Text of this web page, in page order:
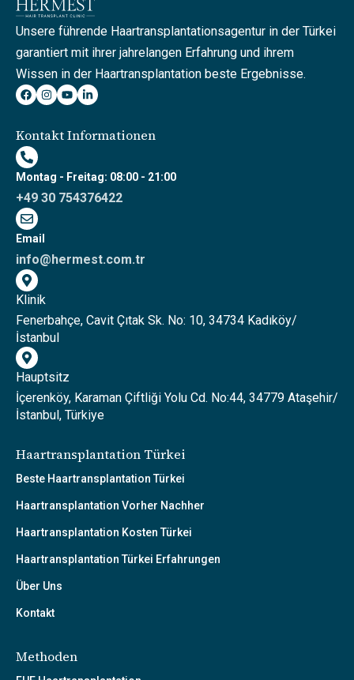
Unsere führende Haartransplantationsagentur in der Türkei
garantiert mit ihrer jahrelangen Erfahrung und ihrem
Wissen in der Haartransplantation beste Ergebnisse.
Kontakt Informationen
Montag - Freitag: 08:00 - 21:00
+49 30 754376422
Email
info@hermest.com.tr
Klinik
Fenerbahçe, Cavit Çıtak Sk. No: 10, 34734 Kadıköy/
İstanbul
Hauptsitz
İçerenköy, Karaman Çiftliği Yolu Cd. No:44, 34779 Ataşehir/
İstanbul, Türkiye
Haartransplantation Türkei
Beste Haartransplantation Türkei
Haartransplantation Vorher Nachher
Haartransplantation Kosten Türkei
Haartransplantation Türkei Erfahrungen
Über Uns
Kontakt
Methoden